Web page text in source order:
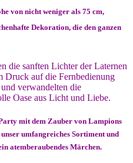
von nicht weniger als 75 cm,
Dekoration, die den ganzen
die sanften Lichter der Laternen
Druck auf die Fernbedienung
verwandelten die
Oase aus Licht und Liebe.
mit dem Zauber von Lampions
umfangreiches Sortiment und
atemberaubendes Märchen.